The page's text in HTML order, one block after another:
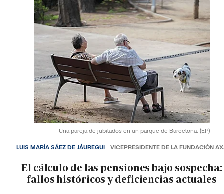
Una pareja de jubilados en un parque de Barcelona. (EP)
El cálculo de las pensiones bajo sospecha:
fallos históricos y deficiencias actuales
LUIS MARÍA SÁEZ DE JÁUREGUI VICEPRESIDENTE DE LA FUNDACIÓN